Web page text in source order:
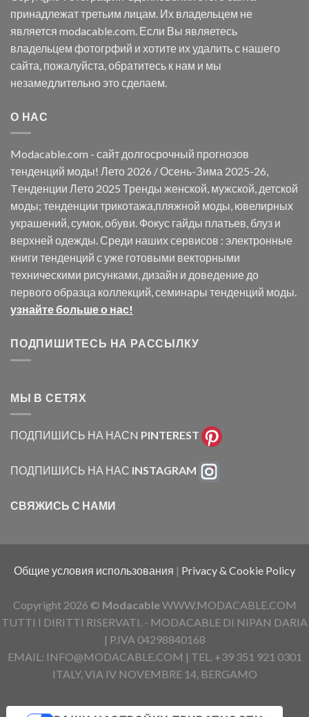
принадлежат третьим лицам. Их владельцем не
является modacable.com. Если Вы являетесь
владельцем фотогрфий и хотите их удалить с нашего
сайта, пожалуйста, обратитесь к нам и мы
незамедлительно это сделаем.
О НАС
Modacable.com - сайт долгосрочный прогнозов
тенденций моды! Лето 2026 / Осень-Зима 2025-26,
Tенденции Лето 2025 Тренды женской, мужской, детской
моды; тенденции трикотажа,пляжной моды, ювелирных
украшений, сумок, обуви. Фокус гайды платьев, блуз и
верхней одежды. Среди наших сервисов : электронные
книги тенденций с уже готовыми векторными
техническими рисунками, дизайн и доведение до
первого образца коллекций, семинары тенденций моды.
узнайте больше о нас!
ПОДПИШИТЕСЬ НА РАССЫЛКУ
МЫ В СЕТЯХ
ПОДПИШИСЬ НА НАСN PINTEREST
ПОДПИШИСЬ НА НАС INSTAGRAM
СВЯЖИСЬ С НАМИ
Общие условия использования | Privacy & Cookie Policy
Copyright 2026 © ModacableWWW.MODACABLE.COM
TUTTI I DIRITTI RISERVATI. - MODACABLE DI NIPAN DARIA
| P.IVA 04298840168
EMAIL: INFO@MODACABLE.COM | TEL. +39 351 921 0301
ITALY, VIA IV NOVEMBRE 14, BERGAMO